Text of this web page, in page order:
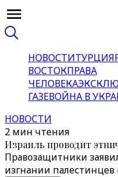
НОВОСТИТУРЦИЯ
ВОСТОКПРАВА
ЧЕЛОВЕКА
ГАЗЕВОЙНА В
НОВОСТИ
2 мин чтения
Израиль проводит
Правозащитники
изгнании палестинцев